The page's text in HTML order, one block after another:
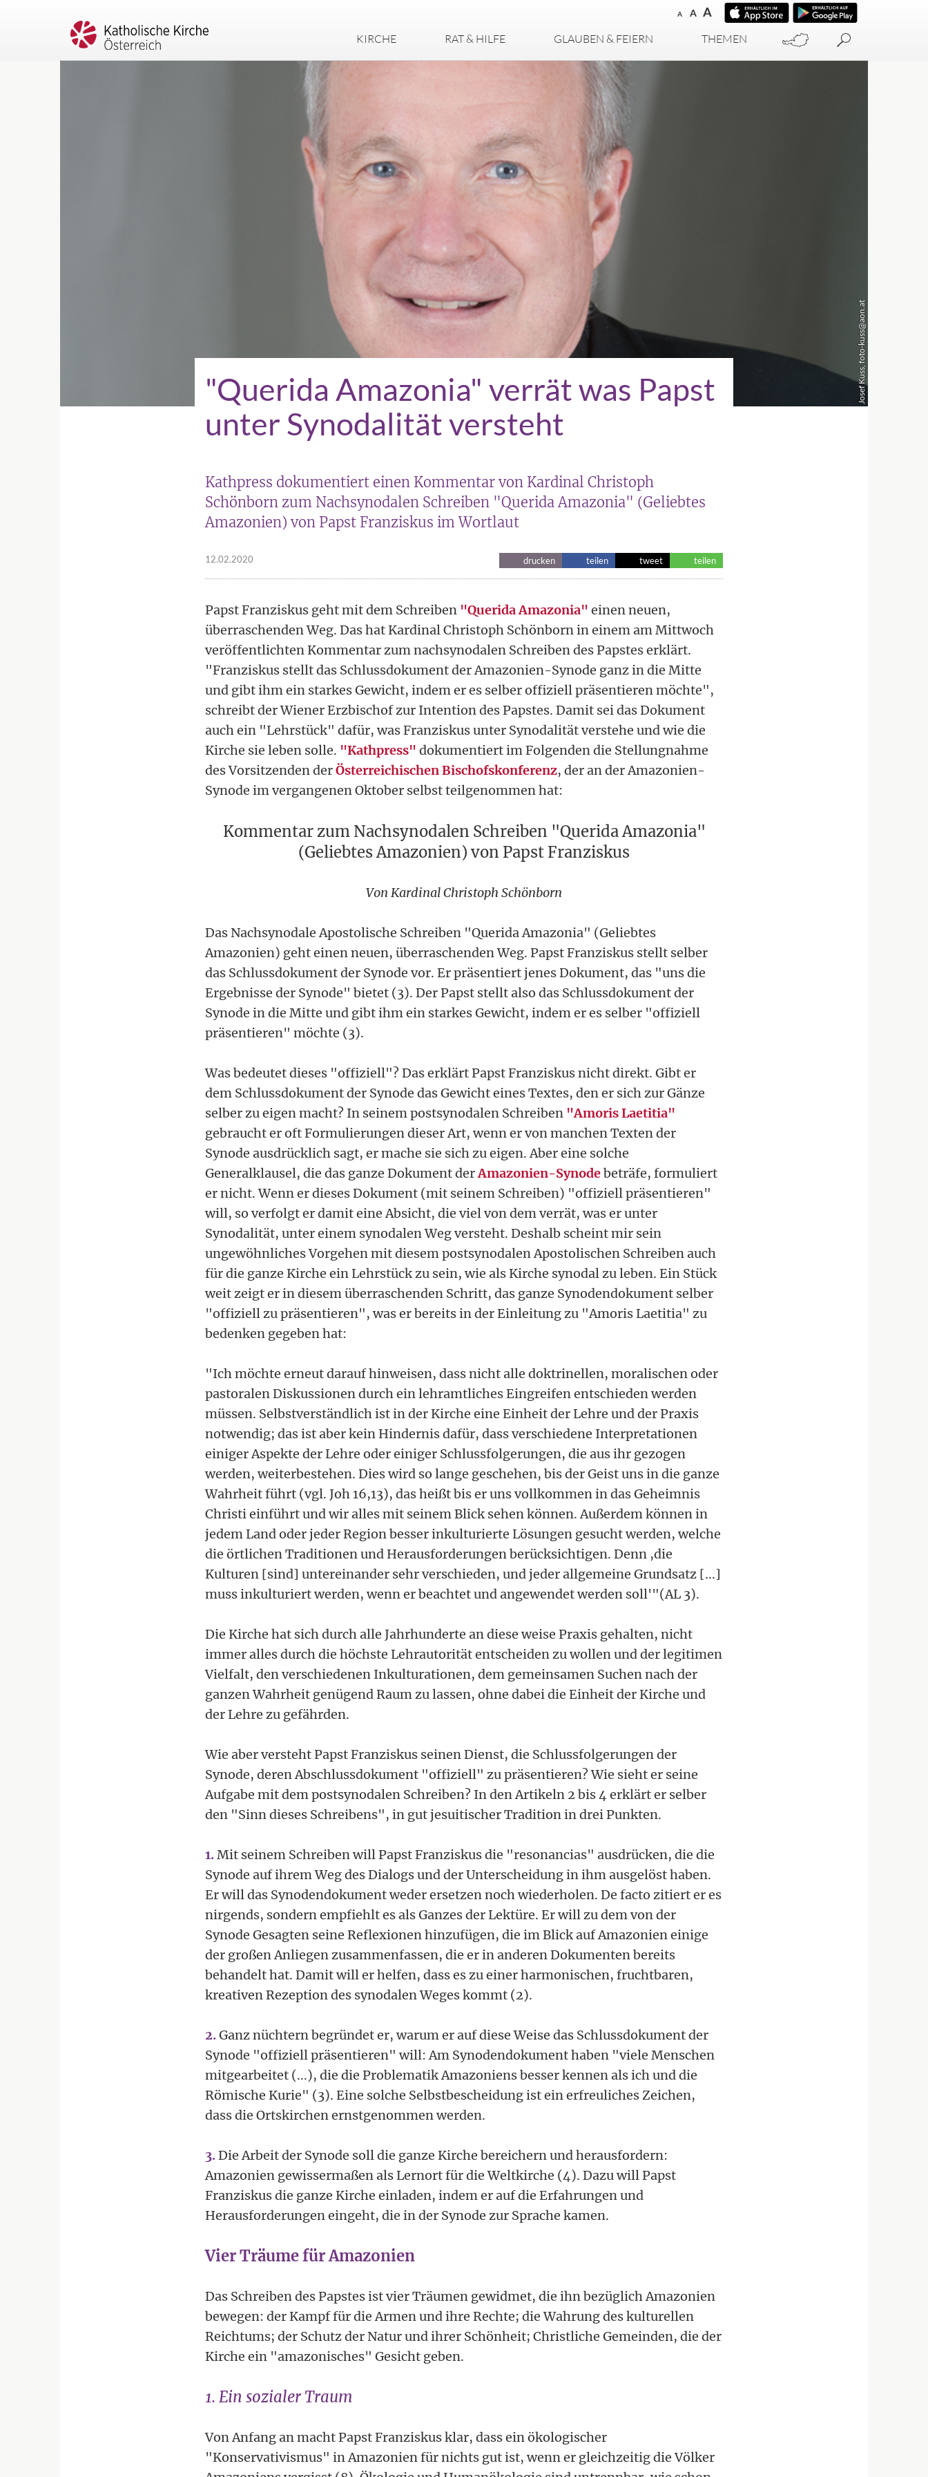
A A A
KIRCHE RAT & HILFE GLAUBEN & FEIERN THEMEN
Josef Kuss, foto-kuss@aon.at
"Querida Amazonia" verrät was Papst
unter Synodalität versteht
Kathpress dokumentiert einen Kommentar von Kardinal Christoph
Schönborn zum Nachsynodalen Schreiben "Querida Amazonia" (Geliebtes
Amazonien) von Papst Franziskus im Wortlaut
12.02.2020 drucken teilen tweet teilen
Papst Franziskus geht mit dem Schreiben "Querida Amazonia" einen neuen,
überraschenden Weg. Das hat Kardinal Christoph Schönborn in einem am Mittwoch
veröffentlichten Kommentar zum nachsynodalen Schreiben des Papstes erklärt.
"Franziskus stellt das Schlussdokument der Amazonien-Synode ganz in die Mitte
und gibt ihm ein starkes Gewicht, indem er es selber offiziell präsentieren möchte",
schreibt der Wiener Erzbischof zur Intention des Papstes. Damit sei das Dokument
auch ein "Lehrstück" dafür, was Franziskus unter Synodalität verstehe und wie die
Kirche sie leben solle. "Kathpress" dokumentiert im Folgenden die Stellungnahme
des Vorsitzenden derÖsterreichischen Bischofskonferenz, der an der Amazonien-
Synode im vergangenen Oktober selbst teilgenommen hat:
Kommentar zum Nachsynodalen Schreiben "Querida Amazonia"
(Geliebtes Amazonien) von Papst Franziskus
Von Kardinal Christoph Schönborn
Das Nachsynodale Apostolische Schreiben "Querida Amazonia" (Geliebtes
Amazonien) geht einen neuen, überraschenden Weg. Papst Franziskus stellt selber
das Schlussdokument der Synode vor. Er präsentiert jenes Dokument, das "uns die
Ergebnisse der Synode" bietet (3). Der Papst stellt also das Schlussdokument der
Synode in die Mitte und gibt ihm ein starkes Gewicht, indem er es selber "offiziell
präsentieren" möchte (3).
Was bedeutet dieses "offiziell"? Das erklärt Papst Franziskus nicht direkt. Gibt er
dem Schlussdokument der Synode das Gewicht eines Textes, den er sich zur Gänze
selber zu eigen macht? In seinem postsynodalen Schreiben "Amoris Laetitia"
gebraucht er oft Formulierungen dieser Art, wenn er von manchen Texten der
Synode ausdrücklich sagt, er mache sie sich zu eigen. Aber eine solche
Generalklausel, die das ganze Dokument derAmazonien-Synodebeträfe, formuliert
er nicht. Wenn er dieses Dokument (mit seinem Schreiben) "offiziell präsentieren"
will, so verfolgt er damit eine Absicht, die viel von dem verrät, was er unter
Synodalität, unter einem synodalen Weg versteht. Deshalb scheint mir sein
ungewöhnliches Vorgehen mit diesem postsynodalen Apostolischen Schreiben auch
für die ganze Kirche ein Lehrstück zu sein, wie als Kirche synodal zu leben. Ein Stück
weit zeigt er in diesem überraschenden Schritt, das ganze Synodendokument selber
"offiziell zu präsentieren", was er bereits in der Einleitung zu "Amoris Laetitia" zu
bedenken gegeben hat:
"Ich möchte erneut darauf hinweisen, dass nicht alle doktrinellen, moralischen oder
pastoralen Diskussionen durch ein lehramtliches Eingreifen entschieden werden
müssen. Selbstverständlich ist in der Kirche eine Einheit der Lehre und der Praxis
notwendig; das ist aber kein Hindernis dafür, dass verschiedene Interpretationen
einiger Aspekte der Lehre oder einiger Schlussfolgerungen, die aus ihr gezogen
werden, weiterbestehen. Dies wird so lange geschehen, bis der Geist uns in die ganze
Wahrheit führt (vgl. Joh 16,13), das heißt bis er uns vollkommen in das Geheimnis
Christi einführt und wir alles mit seinem Blick sehen können. Außerdem können in
jedem Land oder jeder Region besser inkulturierte Lösungen gesucht werden, welche
die örtlichen Traditionen und Herausforderungen berücksichtigen. Denn ,die
Kulturen [sind] untereinander sehr verschieden, und jeder allgemeine Grundsatz [...]
muss inkulturiert werden, wenn er beachtet und angewendet werden soll'"(AL 3).
Die Kirche hat sich durch alle Jahrhunderte an diese weise Praxis gehalten, nicht
immer alles durch die höchste Lehrautorität entscheiden zu wollen und der legitimen
Vielfalt, den verschiedenen Inkulturationen, dem gemeinsamen Suchen nach der
ganzen Wahrheit genügend Raum zu lassen, ohne dabei die Einheit der Kirche und
der Lehre zu gefährden.
Wie aber versteht Papst Franziskus seinen Dienst, die Schlussfolgerungen der
Synode, deren Abschlussdokument "offiziell" zu präsentieren? Wie sieht er seine
Aufgabe mit dem postsynodalen Schreiben? In den Artikeln 2 bis 4 erklärt er selber
den "Sinn dieses Schreibens", in gut jesuitischer Tradition in drei Punkten.
1. Mit seinem Schreiben will Papst Franziskus die "resonancias" ausdrücken, die die
Synode auf ihrem Weg des Dialogs und der Unterscheidung in ihm ausgelöst haben.
Er will das Synodendokument weder ersetzen noch wiederholen. De facto zitiert er es
nirgends, sondern empfiehlt es als Ganzes der Lektüre. Er will zu dem von der
Synode Gesagten seine Reflexionen hinzufügen, die im Blick auf Amazonien einige
der großen Anliegen zusammenfassen, die er in anderen Dokumenten bereits
behandelt hat. Damit will er helfen, dass es zu einer harmonischen, fruchtbaren,
kreativen Rezeption des synodalen Weges kommt (2).
2. Ganz nüchtern begründet er, warum er auf diese Weise das Schlussdokument der
Synode "offiziell präsentieren" will: Am Synodendokument haben "viele Menschen
mitgearbeitet (...), die die Problematik Amazoniens besser kennen als ich und die
Römische Kurie" (3). Eine solche Selbstbescheidung ist ein erfreuliches Zeichen,
dass die Ortskirchen ernstgenommen werden.
3. Die Arbeit der Synode soll die ganze Kirche bereichern und herausfordern:
Amazonien gewissermaßen als Lernort für die Weltkirche (4). Dazu will Papst
Franziskus die ganze Kirche einladen, indem er auf die Erfahrungen und
Herausforderungen eingeht, die in der Synode zur Sprache kamen.
Vier Träume für Amazonien
Das Schreiben des Papstes ist vier Träumen gewidmet, die ihn bezüglich Amazonien
bewegen: der Kampf für die Armen und ihre Rechte; die Wahrung des kulturellen
Reichtums; der Schutz der Natur und ihrer Schönheit; Christliche Gemeinden, die der
Kirche ein "amazonisches" Gesicht geben.
1. Ein sozialer Traum
Von Anfang an macht Papst Franziskus klar, dass ein ökologischer
"Konservativismus" in Amazonien für nichts gut ist, wenn er gleichzeitig die Völker